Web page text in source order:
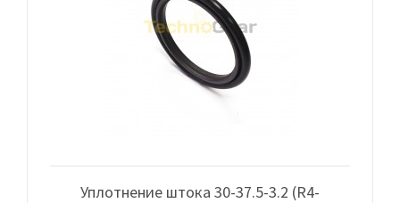
Уплотнение штока 30-37.5-3.2 (R4-